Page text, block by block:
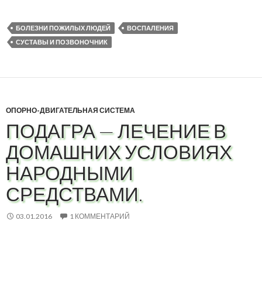
БОЛЕЗНИ ПОЖИЛЫХ ЛЮДЕЙ
ВОСПАЛЕНИЯ
СУСТАВЫ И ПОЗВОНОЧНИК
ОПОРНО-ДВИГАТЕЛЬНАЯ СИСТЕМА
ПОДАГРА — ЛЕЧЕНИЕ В
ДОМАШНИХ УСЛОВИЯХ
НАРОДНЫМИ
СРЕДСТВАМИ.
03.01.2016 1 КОММЕНТАРИЙ